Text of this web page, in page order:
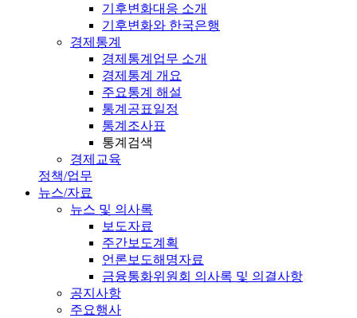
기후변화대응 소개
기후변화와 한국은행
경제통계
경제통계업무 소개
경제통계 개요
주요통계 해설
통계공표일정
통계조사표
통계검색
경제교육
정책/업무
뉴스/자료
뉴스 및 의사록
보도자료
주간보도계획
언론보도해명자료
금융통화위원회 의사록 및 의결사항
공지사항
주요행사